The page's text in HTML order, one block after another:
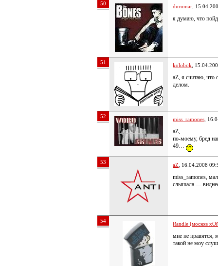
50 durumar ,
я думаю, что
51 kolobok ,
aZ, я считаю, что
делом.
52 miss_ramones ,
aZ,
по-моему, бред
49…
53 aZ , 16.04.2008
miss_ramones,
слышала —
54 Randle [москов
мне не нравятся,
такой не моу